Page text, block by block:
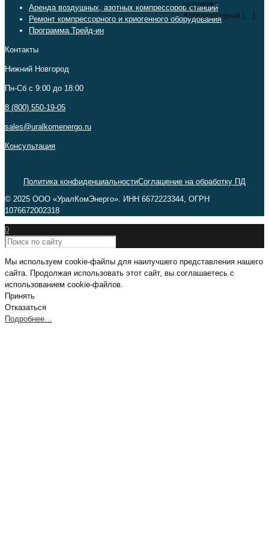
условиях.
Компрессорная […]
Аренда воздушных, азотных компрессоров станций
Ремонт компрессорного и криогенного оборудования
Программа Трейд-ин
Контакты
Нижний Новгород
Пн-Сб c 9:00 до 18:00
8 (800) 550-19-05
sales@uralkomenergo.ru
Консультация
Политика конфиденциальностиСоглашение на обработку ПД
© 2025 ООО «УралКомЭнерго». ИНН 6672223344, ОГРН
1076672002318
0
Мы используем cookie-файлы для наилучшего представления нашего
сайта. Продолжая использовать этот сайт, вы соглашаетесь с
использованием cookie-файлов.
Принять
Отказаться
Подробнее…